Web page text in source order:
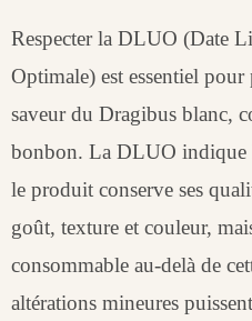
Respecter la DLUO (Date
Optimale) est essentiel
saveur du Dragibus blanc,
bonbon. La DLUO indique
le produit conserve ses
goût, texture et couleur,
consommable au-delà de
altérations mineures